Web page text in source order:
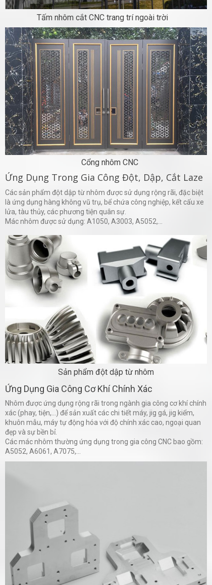
Tấm nhôm cắt CNC trang trí ngoài trời
Ứng Dụng Trong Gia Công Đột, Dập, Cắt Laze
Các sản phẩm đột dập từ nhôm được sử dụng rộng rãi, đặc biệt
là ứng dụng hàng không vũ trụ, bể chứa công nghiệp, kết cấu xe
lửa, tàu thủy, các phương tiện quân sự.
Mác nhôm được sử dụng: A1050, A3003, A5052,...
Sản phẩm đột dập từ nhôm
Ứng Dụng Gia Công Cơ Khí Chính Xác
Nhôm được ứng dụng rộng rãi trong ngành gia công cơ khí chính
xác (phay, tiện,...) để sản xuất các chi tiết máy, jig gá, jig kiểm,
khuôn mẫu, máy tự động hóa với độ chính xác cao, ngoại quan
đẹp và sự bền bỉ.
Các mác nhôm thường ứng dụng trong gia công CNC bao gồm:
A5052, A6061, A7075,...
Cổng nhôm CNC